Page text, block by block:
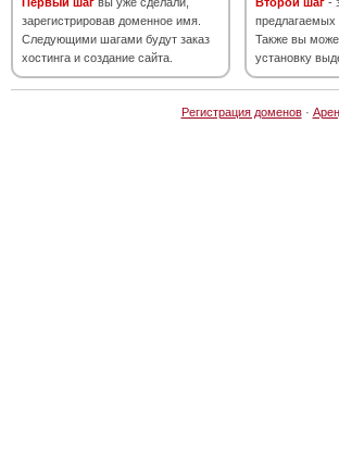
зарегистрировав доменное имя.
Следующими шагами будут заказ
хостинга и создание сайта.
предлагаемых
Также вы
установку
Регистрация доменов·